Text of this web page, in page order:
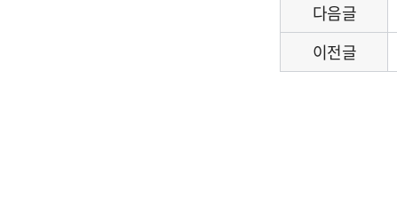
다음글
이전글